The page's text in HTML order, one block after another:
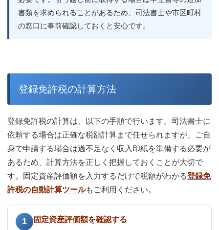
書類を求められることがあるため、司法書士や市区町村
の窓口に事前確認しておくと安心です。
登録免許税の計算方法
登録免許税の計算は、以下の手順で行います。司法書士に
依頼する場合は正確な税額計算まで任せられますが、ご自
身で申請する場合は過不足なく収入印紙を準備する必要が
あるため、計算方法を正しく把握しておくことが大切で
す。固定資産評価額を入力するだけで税額がわかる登録免
許税の自動計算ツールもご利用ください。
1
固定資産評価額を確認する